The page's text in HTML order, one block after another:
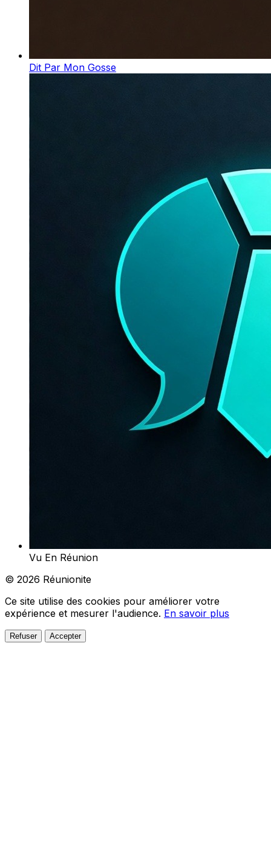
Dit Par Mon Gosse
Vu En Réunion
© 2026 Réunionite
Ce site utilise des cookies pour améliorer votre
expérience et mesurer l'audience. En savoir plus
Refuser Accepter